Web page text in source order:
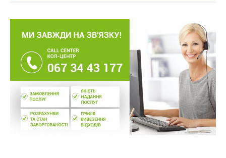
СОРТУВАННЯ ВІДХОДІВ
ПРО КОМПАНІЮ
КОНТАКТИ